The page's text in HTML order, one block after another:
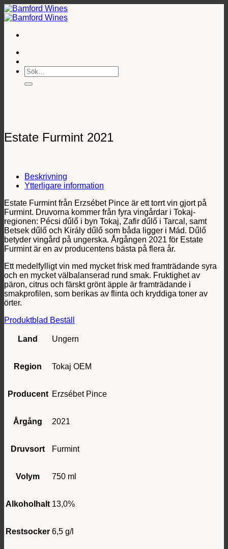
Skip
to
Sök
efter:
Estate Furmint 2021
Beskrivning
Ytterligare information
Estate Furmint från Erzsébet Pince är ett torrt vin gjort på
Furmint. Druvorna kommer från fyra vingårdar i Tokaj-
regionen: Pécsi dűlő i byn Tokaj, Zafir dűlő i Tarcal, samt
Betsek dűlő och Király dűlő som båda ligger i Mád. Dűlő
betyder vingård på ungerska. Årgången 2021 för Estate
Furmint är en av producentens bästa på flera år.
Ett medelfylligt vin med mycket frisk med framträdande syra
och en mycket välbalanserad rund smak. Fruktighet av
päron, citrus och färskt grönt äpple är framträdande i
smakprofilen, som berikas av flinta och kryddiga toner av
örter.
Produktblad Beställ
Land Ungern
Region Tokaj OEM
Producent Erzsébet Pince
Årgång 2021
Druvsort Furmint
Volym 750 ml
Alkoholhalt 13,0%
Restsocker 6,5 g/l